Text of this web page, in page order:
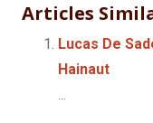
Articles
Lucas De
Hainaut
...